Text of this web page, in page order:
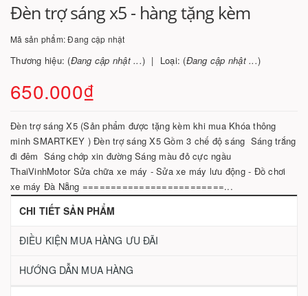
Đèn trợ sáng x5 - hàng tặng kèm
Mã sản phẩm:Đang cập nhật
Thương hiệu: (Đang cập nhật ...) Loại: (Đang cập nhật ...)
650.000₫
Đèn trợ sáng X5 (Sản phẩm được tặng kèm khi mua Khóa thông
minh SMARTKEY ) Đèn trợ sáng X5 Gồm 3 chế độ sáng Sáng trắng
đi đêm Sáng chớp xin đường Sáng màu đỏ cực ngầu
ThaiVinhMotor Sửa chữa xe máy - Sửa xe máy lưu động - Đồ chơi
xe máy Đà Nẵng =========================...
CHI TIẾT SẢN PHẨM
ĐIỀU KIỆN MUA HÀNG ƯU ĐÃI
HƯỚNG DẪN MUA HÀNG